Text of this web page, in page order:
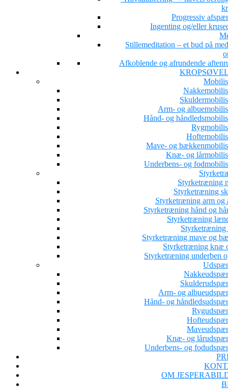
Progressiv
Ingenting og/eller
Stillemeditation – et bud på
Afkoblende og afrundende
Arm- og
Hånd- og
Mave- og
Knæ- og
Underbens- og
Styrketræning
Styrketræning
Styrketræning arm og
Styrketræning hånd og
Styrketræning
Styrketræning
Styrketræning mave og
Styrketræning knæ
Styrketræning underben
Arm- og
Hånd- og
Knæ- og
Underbens- og
OM